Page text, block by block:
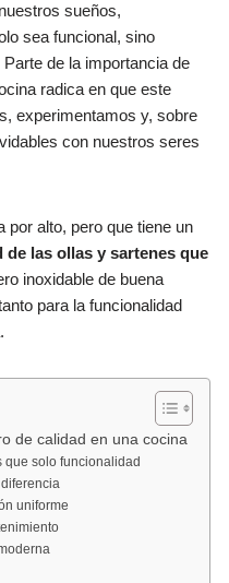
sueños,
sea funcional, sino
de la importancia de
radica en que este
experimentamos y, sobre
con nuestros seres
por alto, pero que tiene un
de las ollas y sartenes que
inoxidable de buena
para la funcionalidad
de calidad en una cocina
que solo funcionalidad
uniforme